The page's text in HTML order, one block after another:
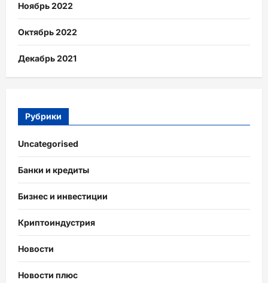
Ноябрь 2022
Октябрь 2022
Декабрь 2021
Рубрики
Uncategorised
Банки и кредиты
Бизнес и инвестиции
Криптоиндустрия
Новости
Новости плюс